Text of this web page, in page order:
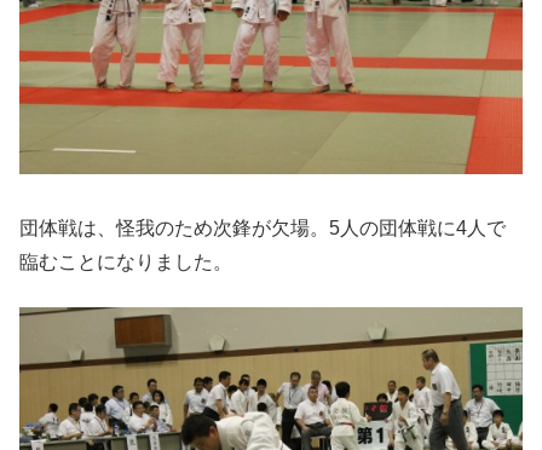
団体戦は、怪我のため次鋒が欠場。5人の団体戦に4人で
臨むことになりました。